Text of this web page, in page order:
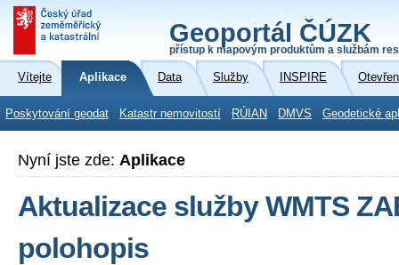
Geoportál ČÚZK
přístup k mapovým produktům a službám
Vítejte Aplikace Data Služby INSPIRE
Poskytování geodat Katastr nemovitostí RÚIAN DMVS Geodetické
Nyní jste zde: Aplikace
Aktualizace služby WMTS
polohopis